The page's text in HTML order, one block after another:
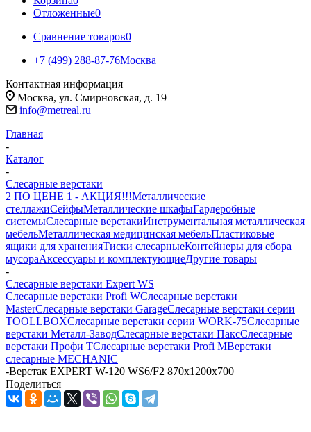
Отложенные0
Сравнение товаров0
+7 (499) 288-87-76Москва
Контактная информация
Москва, ул. Смирновская, д. 19
info@metreal.ru
Главная
-
Каталог
-
Слесарные верстаки
2 ПО ЦЕНЕ 1 - АКЦИЯ!!!Металлические
стеллажиСейфыМеталлические шкафыГардеробные
системыСлесарные верстакиИнструментальная металлическая
мебельМеталлическая медицинская мебельПластиковые
ящики для храненияТиски слесарныеКонтейнеры для сбора
мусораАксессуары и комплектующиеДругие товары
-
Слесарные верстаки Expert WS
Слесарные верстаки Profi WСлесарные верстаки
MasterСлесарные верстаки GarageСлесарные верстаки серии
TOOLLBOXСлесарные верстаки серии WORK-75Слесарные
верстаки Металл-ЗаводСлесарные верстаки ПаксСлесарные
верстаки Профи ТСлесарные верстаки Profi MВерстаки
слесарные MECHANIC
-Верстак EXPERT W-120 WS6/F2 870x1200x700
Поделиться